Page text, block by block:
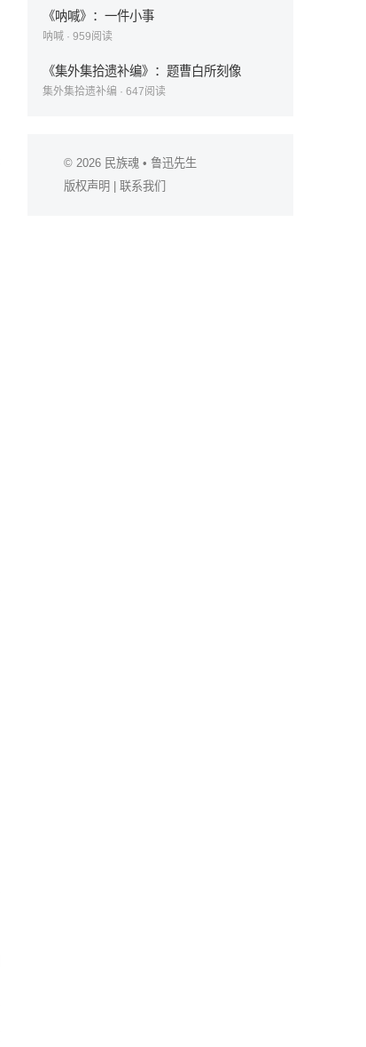
《呐喊》：一件小事
呐喊 · 959阅读
《集外集拾遗补编》：题曹白所刻像
集外集拾遗补编 · 647阅读
© 2026 民族魂 • 鲁迅先生
版权声明
联系我们